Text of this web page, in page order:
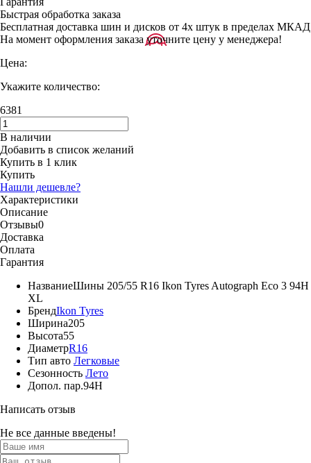
Быстрая обработка заказа
Бесплатная доставка шин и дисков от 4х штук в пределах МКАД
На момент оформления заказа уточните цену у менеджера!
Цена:
Укажите количество:
6381
В наличии
Добавить в список желаний
Купить в 1 клик
Купить
Нашли дешевле?
Характеристики
Описание
Отзывы0
Доставка
Оплата
Гарантия
НазваниеШины 205/55 R16 Ikon Tyres Autograph Eco 3 94H
XL
БрендIkon Tyres
Ширина205
Высота55
ДиаметрR16
Тип авто Легковые
Сезонность Лето
Допол. пар.94H
Написать отзыв
Не все данные введены!